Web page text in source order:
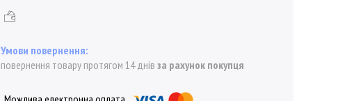
повернення товару протягом 14 днів за рахунок покупця